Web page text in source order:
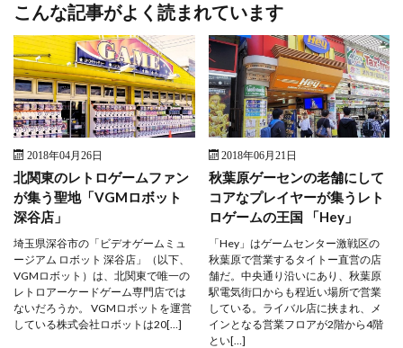
こんな記事がよく読まれています
2018年04月26日
北関東のレトロゲームファン
が集う聖地「VGMロボット
深谷店」
埼玉県深谷市の「ビデオゲームミュ
ージアム ロボット 深谷店」（以下、
VGMロボット）は、北関東で唯一の
レトロアーケードゲーム専門店では
ないだろうか。 VGMロボットを運営
している株式会社ロボットは20[…]
2018年06月21日
秋葉原ゲーセンの老舗にして
コアなプレイヤーが集うレト
ロゲームの王国 「Hey」
「Hey」はゲームセンター激戦区の
秋葉原で営業するタイトー直営の店
舗だ。中央通り沿いにあり、秋葉原
駅電気街口からも程近い場所で営業
している。ライバル店に挟まれ、メ
インとなる営業フロアが2階から4階
とい[…]